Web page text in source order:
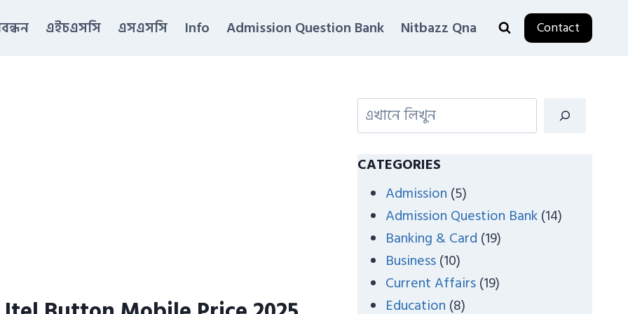
এইচএসসি এসএসসি Info Admission Question Bank Nitbazz Qna Contact
e
h
CATEGORIES
Admission (5)
Admission Question Bank(14)
Banking & Card (19)
Business(10)
Current Affairs(19)
Education (8)